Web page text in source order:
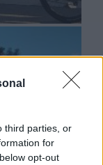
third parties, or
for
opt-out